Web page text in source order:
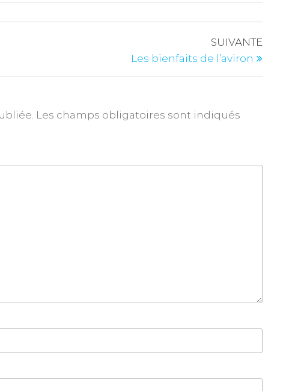
SUIVANTE
Les bienfaits de l’aviron
Les champs obligatoires sont indiqués